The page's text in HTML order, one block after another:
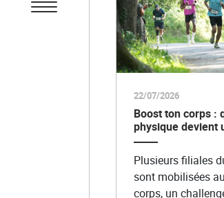
22/07/2026
Boost ton corps :
physique devient
Plusieurs filiales
sont mobilisées
corps, un